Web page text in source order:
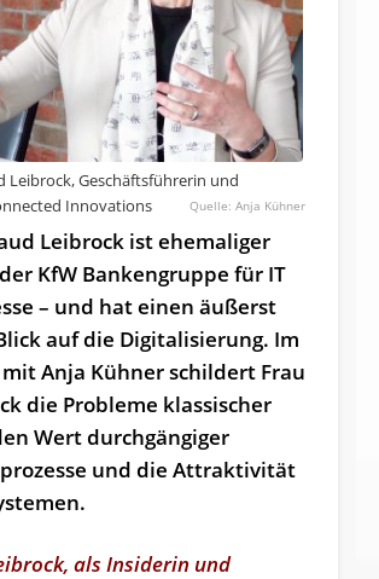
Leibrock, Geschäftsführerin und
Innovations
Anja Kühner
Leibrock ist ehemaliger
KfW Bankengruppe für IT
– und hat einen äußerst
auf die Digitalisierung. Im
Anja Kühner schildert Frau
die Probleme klassischer
Wert durchgängiger
und die Attraktivität
als Insiderin und